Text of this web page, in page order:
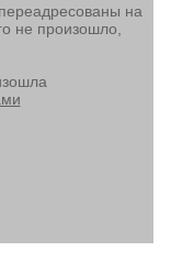
на
не произошло,